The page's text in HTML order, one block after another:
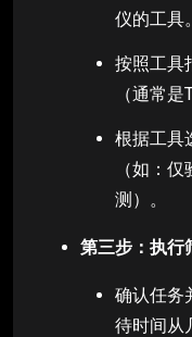
仪的工具。
按照工具
（通常
根据工具
（如：
测）。
第三步：执行
确认任务
待时间从